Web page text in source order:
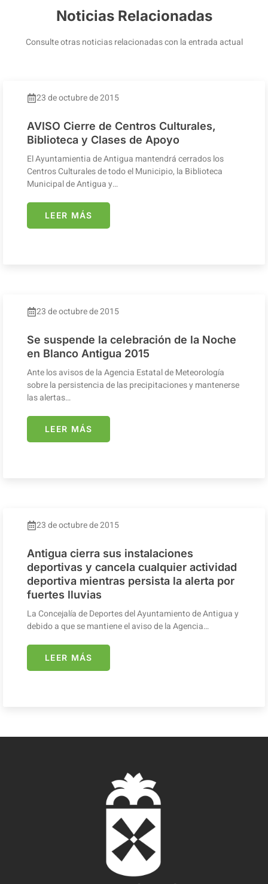
Noticias Relacionadas
Consulte otras noticias relacionadas con la entrada actual
23 de octubre de 2015
AVISO Cierre de Centros Culturales,
Biblioteca y Clases de Apoyo
El Ayuntamientia de Antigua mantendrá cerrados los
Centros Culturales de todo el Municipio, la Biblioteca
Municipal de Antigua y…
LEER MÁS
23 de octubre de 2015
Se suspende la celebración de la Noche
en Blanco Antigua 2015
Ante los avisos de la Agencia Estatal de Meteorología
sobre la persistencia de las precipitaciones y mantenerse
las alertas…
LEER MÁS
23 de octubre de 2015
Antigua cierra sus instalaciones
deportivas y cancela cualquier actividad
deportiva mientras persista la alerta por
fuertes lluvias
La Concejalía de Deportes del Ayuntamiento de Antigua y
debido a que se mantiene el aviso de la Agencia…
LEER MÁS